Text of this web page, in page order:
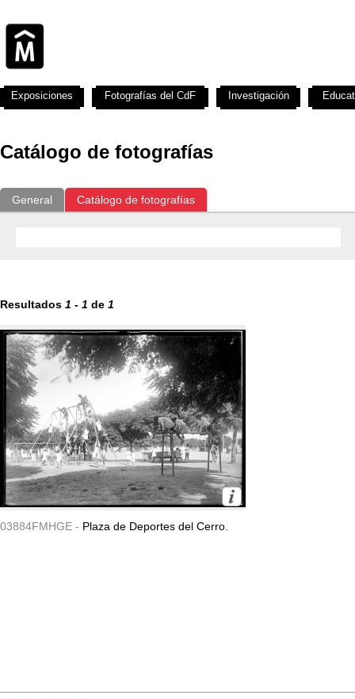
Catálogo de fotografías
General Catálogo de fotografías
Resultados 1 - 1 de 1
03884FMHGE - Plaza de Deportes del Cerro.
Exposiciones Fotografías del CdF Investigación